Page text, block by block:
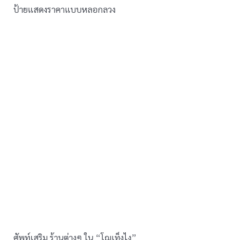
ป้ายแสดงราคาแบบหลอกลวง
ศัพท์เสริม ร้านต่างๆ ใน “โฌเท็งไง”